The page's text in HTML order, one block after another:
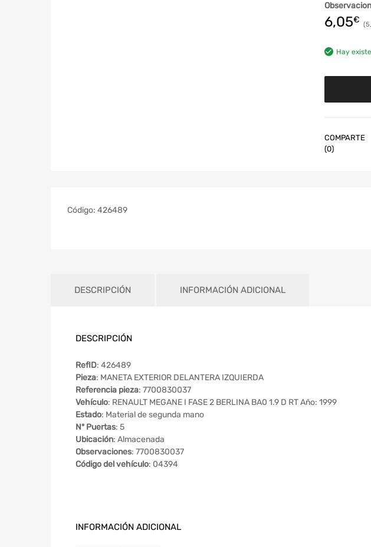
6,05€
Hay
COMPARTE
(0)
Código: 426489
DESCRIPCIÓN INFORMACIÓN ADICIONAL
DESCRIPCIÓN
RefID: 426489
Pieza: MANETA EXTERIOR DELANTERA IZQUIERDA
Referencia pieza: 7700830037
Vehículo: RENAULT MEGANE I FASE 2 BERLINA BA0 1.9 D RT Año: 1999
Estado: Material de segunda mano
Nº Puertas: 5
Ubicación: Almacenada
Observaciones: 7700830037
Código del vehículo: 04394
INFORMACIÓN ADICIONAL